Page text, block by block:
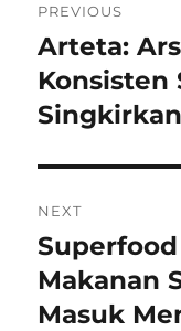
pos
PREVIOUS
Previous
post:
Arteta:
Konsisten
NEXT
Next
post:
Makanan
Masuk